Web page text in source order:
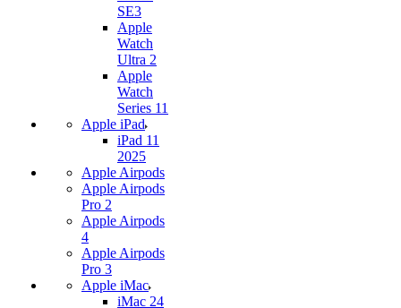
SE3
Apple
Watch
Ultra 2
Apple
Watch
Series 11
Apple iPad
iPad 11
2025
Apple Airpods
Apple Airpods
Pro 2
Apple Airpods
4
Apple Airpods
Pro 3
Apple iMac
iMac 24